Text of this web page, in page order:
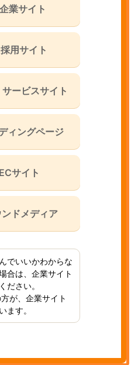
企業サイト
採用サイト
ービスサイト
ィングページ
ECサイト
ドメディア
でいいかわからな
合は、企業サイト
ださい。
が、企業サイト
ます。